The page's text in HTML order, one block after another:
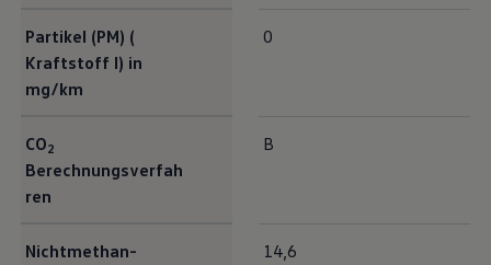
Partikel (PM) (
Kraftstoff I) in
mg/km
0
CO2
Berechnungsverfah
ren
B
Nichtmethan- 14,6